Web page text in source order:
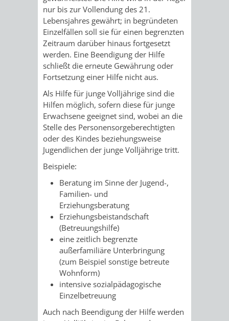
HILFE
MENSCHEN
MIT
BEHINDERUNG
MENSCHEN
MIT
DEMENZ
MIGRANTEN
/
FLÜCHTLINGE
BAUHERREN
BAUHERRENBERATUNG
GRUNDSTÜCKSWERTERMITTLUNG
DENKMALSCHUTZ
AUFGABEN
DER
UNTEREN
DENKMALSCHUTZBEHÖRDE
STEUERVORTEILE
SATZUNGEN
IM
BEREICH
DENKMALSCHUTZ
GENEHMIGUNGSVERFAHREN
TAG
VERKAUF
STÄDTISCHER
BAUPLÄTZE
VERKAUF
STÄDTISCHER
/
LIEGENSCHAFTEN
BERATUNGSERGEBNISSE
TAGESORDNUNG
/
SITZUNGSUNTERLAGEN
UMLEGUNGSAUSSCHUSS
BERATENDE
AUSSCHÜSSE
RATHAUS
BÜRGERMEISTER
/
DEZERNATEFÜR
UND UND
nur bis zur Vollendung des 21.
Lebensjahres gewährt; in begründeten
Einzelfällen soll sie für einen begrenzten
Zeitraum darüber hinaus fortgesetzt
werden. Eine Beendigung der Hilfe
schließt die erneute Gewährung oder
Fortsetzung einer Hilfe nicht aus.
Als Hilfe für junge Volljährige sind die
Hilfen möglich, sofern diese für junge
Erwachsene geeignet sind, wobei an die
Stelle des Personensorgeberechtigten
oder des Kindes beziehungsweise
Jugendlichen der junge Volljährige tritt.
Beispiele:
Beratung im Sinne der Jugend-,
Familien- und
Erziehungsberatung
Erziehungsbeistandschaft
(Betreuungshilfe)
eine zeitlich begrenzte
außerfamiliäre Unterbringung
(zum Beispiel sonstige betreute
Wohnform)
intensive sozialpädagogische
Einzelbetreuung
Auch nach Beendigung der Hilfe werden